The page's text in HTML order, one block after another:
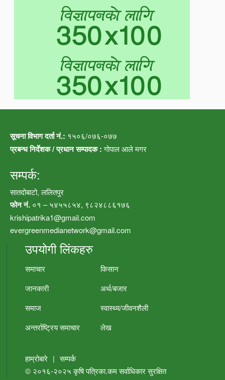
सूचना विभाग दर्ता नं.: १५०६/०७६-०७७
प्रबन्ध निर्देशक / प्रधान सम्पादक :गोपाल आले मगर
सम्पर्क:
सातदोबाटो, ललितपुर
फोन नं. ०१ – ५४५५८५४, ९८२४८८६१७६
krishipatrika1@gmail.com
evergreenmedianetwork@gmail.com
उपयोगी लिंकहरु
समाचार
किसान
जानकारी
अर्थ/बजार
समाज
स्वास्थ्य/जीवनशैली
अन्तर्राष्ट्रिय समाचार
लेख
हाम्रोबारे | सम्पर्क
© २०१६-२०२५कृषि पत्रिका.कमसर्वाधिकार सुरक्षित